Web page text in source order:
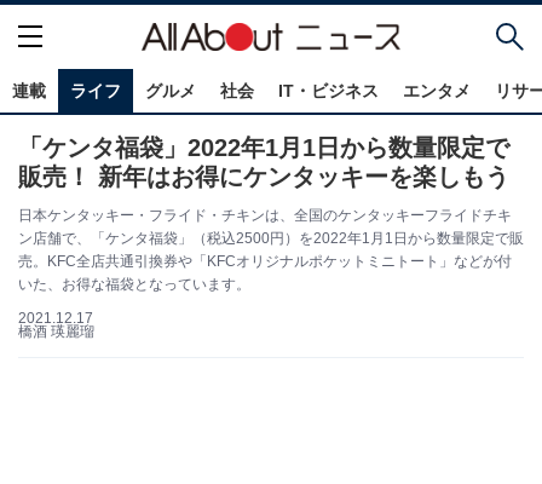
連載 ライフ グルメ 社会 IT・ビジネス エンタメ リサ
「ケンタ福袋」2022年1月1日から数量限定で
販売！ 新年はお得にケンタッキーを楽しもう
日本ケンタッキー・フライド・チキンは、全国のケンタッキーフライドチキ
ン店舗で、「ケンタ福袋」（税込2500円）を2022年1月1日から数量限定で販
売。KFC全店共通引換券や「KFCオリジナルポケットミニトート」などが付
いた、お得な福袋となっています。
2021.12.17
橋酒 瑛麗瑠